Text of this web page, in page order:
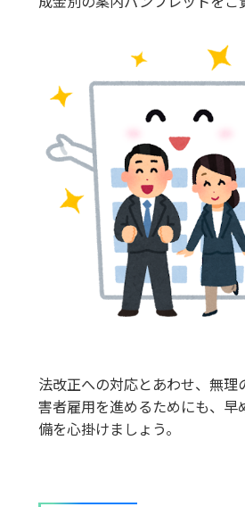
法改正への対応とあわせ、無理
害者雇用を進めるためにも、早
備を心掛けましょう。